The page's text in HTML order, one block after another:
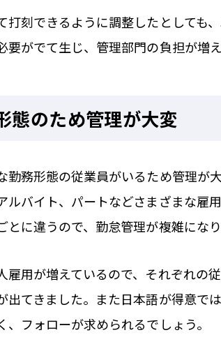
打刻できるように調整したとしても
要がでて生じ、管理部門の負担が増
態のため管理が大変
勤務形態の従業員がいるため管理が
ルバイト、パートなどさまざまな雇
とに違うので、勤怠管理が複雑になり
雇用が増えているので、それぞれの
出てきました。また日本語が得意で
フォローが求められるでしょう。